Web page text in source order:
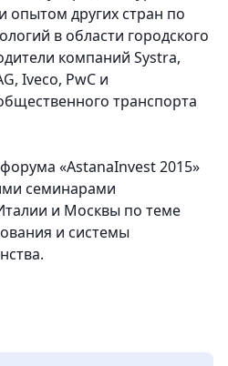
опытом других стран по
в области городского
компаний Systra,
Iveco, PwC и
транспорта
«AstanaInvest 2015»
семинарами
и Москвы по теме
и системы